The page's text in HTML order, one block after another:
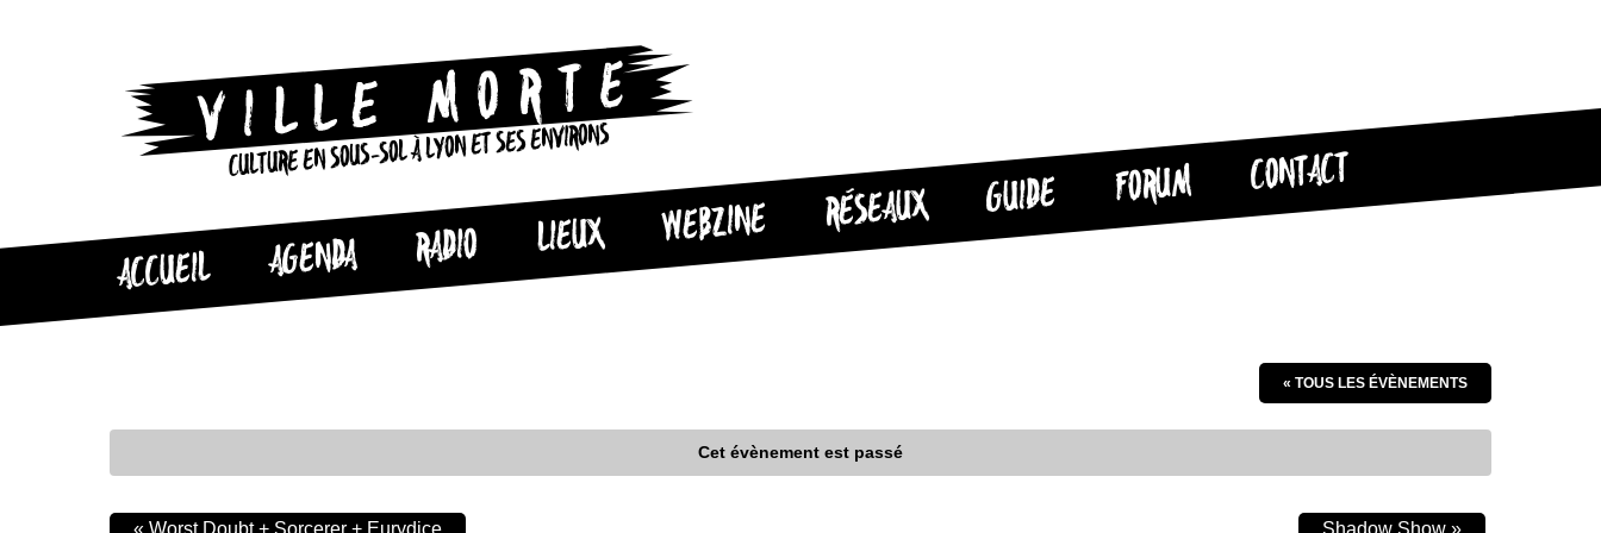
CULTURE EN SOUS-SOL À LYON ET SES ENVIRONS
ACCUEIL AGENDA RADIO LIEUX WEBZINE RÉSEAUX GUIDE FORUM CONTACT
« TOUS LES ÉVÈNEMENTS
Cet évènement est passé
« Worst Doubt + Sorcerer + Eurydice Shadow Show »